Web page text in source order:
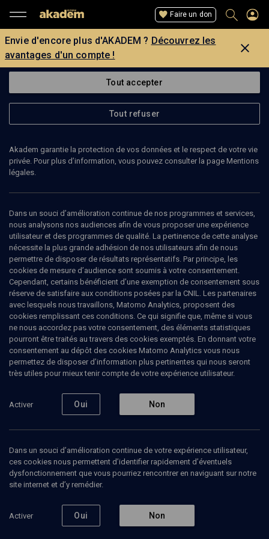
Faire un don
Envie d'encore plus d'AKADEM ? Découvrez les
avantages d'un compte !
Retour
Abonnez-vous à notre newsletter
La rédaction
Tout accepter
Tout refuser
Akadem garantie la protection de vos données et le respect de votre vie
privée. Pour plus d’information, vous pouvez consulter la page Mentions
légales.
Dans un souci d’amélioration continue de nos programmes et services,
nous analysons nos audiences afin de vous proposer une expérience
utilisateur et des programmes de qualité. La pertinence de cette analyse
nécessite la plus grande adhésion de nos utilisateurs afin de nous
permettre de disposer de résultats représentatifs. Par principe, les
cookies de mesure d’audience sont soumis à votre consentement.
Cependant, certains bénéficient d’une exemption de consentement sous
réserve de satisfaire aux conditions posées par la CNIL. Les partenaires
avec lesquels nous travaillons, Matomo Analytics, proposent des
cookies remplissant ces conditions. Ce qui signifie que, même si vous
ne nous accordez pas votre consentement, des éléments statistiques
pourront être traités au travers des cookies exemptés. En donnant votre
consentement au dépôt des cookies Matomo Analytics vous nous
permettez de disposer d’information plus pertinentes qui nous seront
très utiles pour mieux tenir compte de votre expérience utilisateur.
Activer Oui Non
Dans un souci d’amélioration continue de votre expérience utilisateur,
ces cookies nous permettent d’identifier rapidement d’éventuels
dysfonctionnement que vous pourriez rencontrer en naviguant sur notre
site internet et d’y remédier.
Activer Oui Non